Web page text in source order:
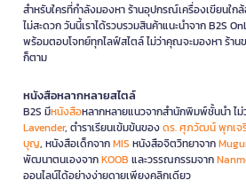
สำหรับใครที่กำลังมองหา ร้านอุปกรณ์เครื่องเขียนใก
ไม่สะดวก วันนี้เราได้รวบรวมสินค้าแนะนำจาก B2S
พร้อมตอบโจทย์ทุกไลฟ์สไตล์ ไม่ว่าคุณจะมองหา ร้า
ก็ตาม
หนังสือหลากหลายสไตล์
B2S มีหนังสือหลากหลายแนวจากสำนักพิมพ์ชั้นนำ ไ
Lavender, ตำราเรียนเข้มข้นของดร. ศุภวัฒน์ พุกเ
บุญ, หนังสือเด็กจากMIS หนังสือจิตวิทยาจาก
พัฒนาตนเองจากKOOB และวรรณกรรมจาก
ออนไลน์ได้อย่างง่ายดายเพียงคลิกเดียว